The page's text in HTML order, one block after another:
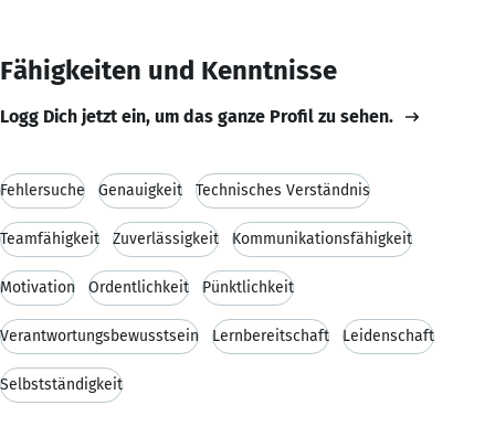
Fähigkeiten und Kenntnisse
Logg Dich jetzt ein, um das ganze Profil zu sehen.
Fehlersuche Genauigkeit Technisches Verständnis
Teamfähigkeit Zuverlässigkeit Kommunikationsfähigkeit
Motivation Ordentlichkeit Pünktlichkeit
Verantwortungsbewusstsein Lernbereitschaft Leidenschaft
Selbstständigkeit